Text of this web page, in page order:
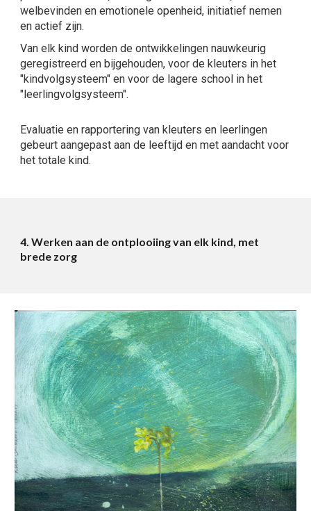
welbevinden en emotionele openheid, initiatief nemen
en actief zijn.
Van elk kind worden de ontwikkelingen nauwkeurig
geregistreerd en bijgehouden, voor de kleuters in het
"kindvolgsysteem" en voor de lagere school in het
"leerlingvolgsysteem".
Evaluatie en rapportering van kleuters en leerlingen
gebeurt aangepast aan de leeftijd en met aandacht voor
het totale kind.
4. Werken aan de ontplooiing van elk kind, met
brede zorg